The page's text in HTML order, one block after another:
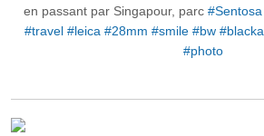
en passant par Singapour, parc #Sentosa
#travel #leica #28mm #smile #bw
#photo